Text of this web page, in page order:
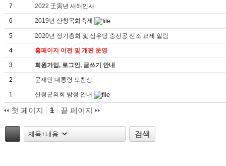
7 2022 壬寅년 새해인사
6 2019년 산청목화축제
5 2020년 정기총회 및 삼우당 충선공 선조 묘제 알림
4 홈페이지 이전 및 개편 운영
3 회원가입, 로그인, 글쓰기 안내
2 문재인 대통령 모친상
1 산청군의회 방청 안내
첫 페이지 1
끝 페이지
검색